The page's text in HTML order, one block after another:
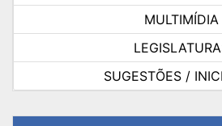
MULTIMÍDIA
SUGESTÕES /